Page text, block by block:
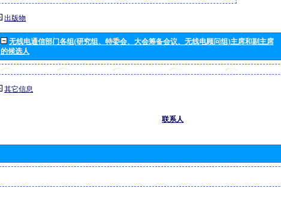
出版物
无线电通信部门各组(研究组、特委会、大会筹备会议、无线电顾问组)主席和副主席
的候选人
其它信息
联系人